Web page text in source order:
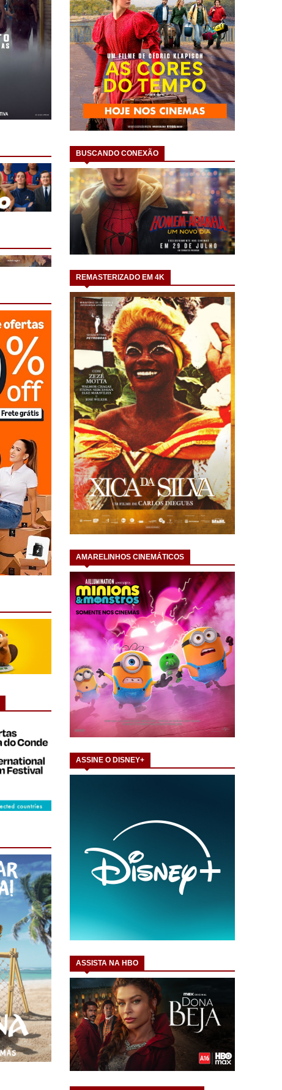
BUSCANDO CONEXÃO
REMASTERIZADO EM 4K
AMARELINHOS CINEMÁTICOS
ASSINE O DISNEY+
ASSISTA NA HBO